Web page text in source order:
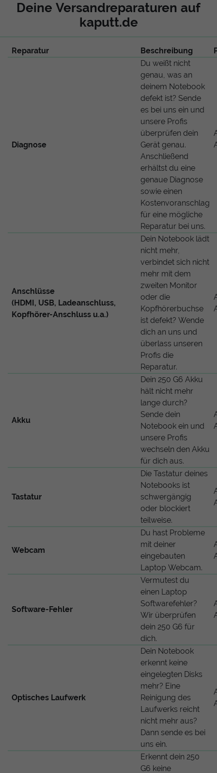
Deine Versandreparaturen auf
kaputt.de
Reparatur Beschreibung
Diagnose
Du weißt nicht
genau, was an
deinem Notebook
defekt ist? Sende
es bei uns ein und
unsere Profis
überprüfen dein
Gerät genau.
Anschließend
erhältst du eine
genaue Diagnose
sowie einen
Kostenvoranschlag
für eine mögliche
Reparatur bei uns.
Anschlüsse
(HDMI, USB, Ladeanschluss,
Kopfhörer-Anschluss u.a.)
Dein Notebook lädt
nicht mehr,
verbindet sich nicht
mehr mit dem
zweiten Monitor
oder die
Kopfhörerbuchse
ist defekt? Wende
dich an uns und
überlass unseren
Profis die
Reparatur.
Akku
Dein 250 G6 Akku
hält nicht mehr
lange durch?
Sende dein
Notebook ein und
unsere Profis
wechseln den Akku
für dich aus.
Tastatur
Die Tastatur deines
Notebooks ist
schwergängig
oder blockiert
teilweise.
Webcam
Du hast Probleme
mit deiner
eingebauten
Laptop Webcam.
Software-Fehler
Vermutest du
einen Laptop
Softwarefehler?
Wir überprüfen
dein 250 G6 für
dich.
Optisches Laufwerk
Dein Notebook
erkennt keine
eingelegten Disks
mehr? Eine
Reinigung des
Laufwerks reicht
nicht mehr aus?
Dann sende es bei
uns ein.
Erkennt dein 250
G6 keine